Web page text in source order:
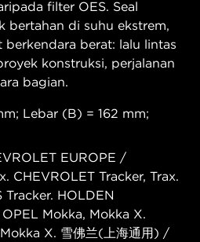
filter OES. Seal
bertahan di suhu ekstrem,
berat: lalu lintas
konstruksi, perjalanan
bagian.
Lebar (B) = 162 mm;
EUROPE /
CHEVROLET Tracker, Trax.
Tracker. HOLDEN
Mokka, Mokka X.
X. 雪佛兰(上海通用) /